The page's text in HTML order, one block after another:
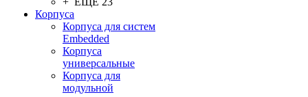
Корпуса
Корпуса для систем
Embedded
Корпуса
универсальные
Корпуса для
модульной